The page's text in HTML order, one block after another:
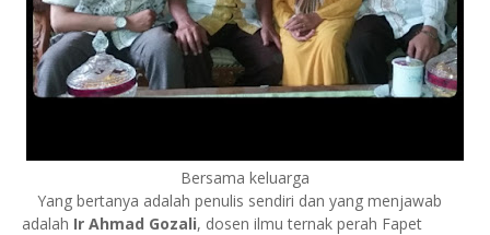
Bersama keluarga
Yang bertanya adalah penulis sendiri dan yang menjawab
adalah Ir Ahmad Gozali, dosen ilmu ternak perah Fapet